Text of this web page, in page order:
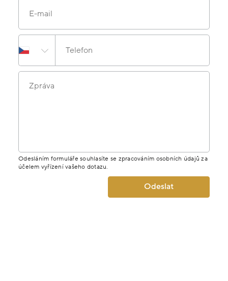
E-mail
Telefon
Zpráva
Odesláním formuláře souhlasíte se zpracováním osobních údajů za
účelem vyřízení vašeho dotazu.
Odeslat